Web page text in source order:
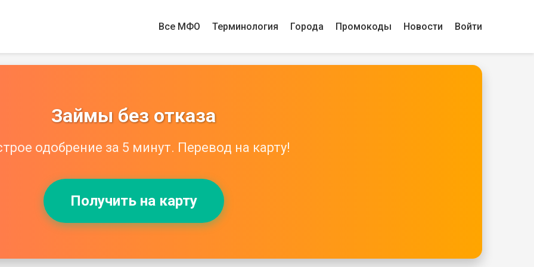
Все МФО Терминология Города Промокоды Новости Войти
Займы без отказа
одобрение за 5 минут. Перевод на карту!
Получить на карту